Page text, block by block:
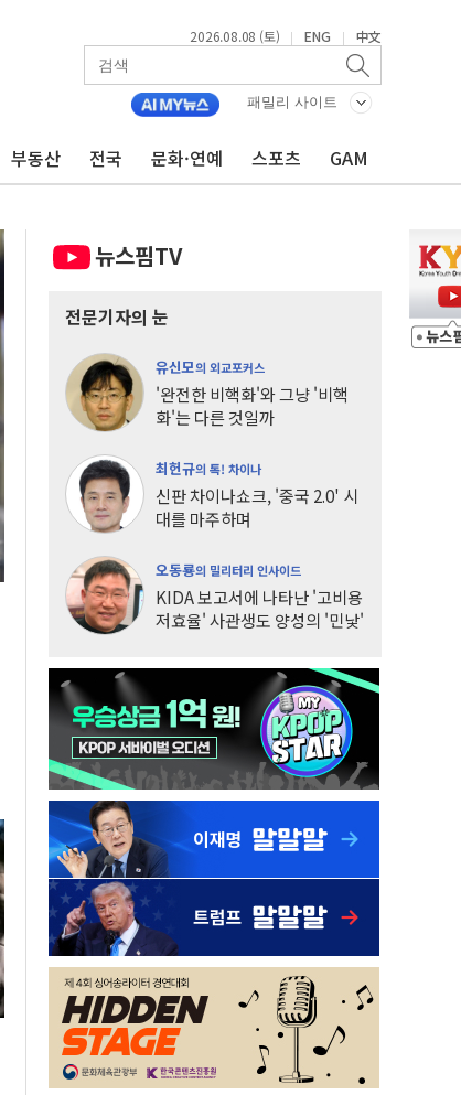
2026.08.08 (토) | ENG | 中文
패밀리 사이트
부동산 전국 문화·연예 스포츠 GAM
뉴스핌TV
전문기자의 눈
유신모의 외교포커스
'완전한 비핵화'와 그냥 '비핵
화'는 다른 것일까
최헌규의 톡! 차이나
신판 차이나쇼크, '중국 2.0' 시
대를 마주하며
오동룡의 밀리터리 인사이드
KIDA 보고서에 나타난 '고비용
저효율' 사관생도 양성의 '민낯'